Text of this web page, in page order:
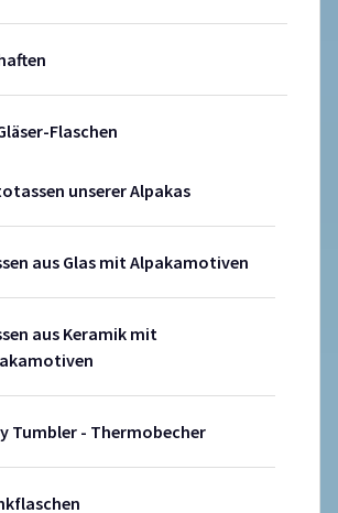
Flaschen
unserer Alpakas
aus Glas mit Alpakamotiven
aus Keramik mit
Tumbler - Thermobecher